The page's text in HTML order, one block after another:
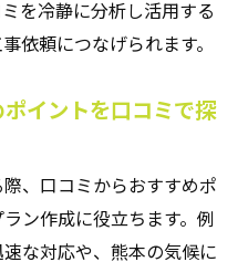
を冷静に分析し活用する
依頼につなげられます。
イントを口コミで探
、口コミからおすすめポ
ン作成に役立ちます。例
な対応や、熊本の気候に